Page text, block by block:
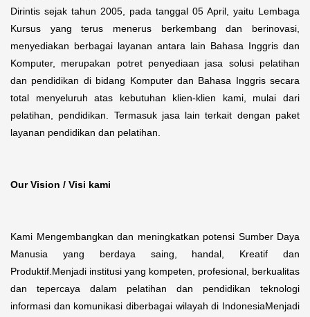
Dirintis sejak tahun 2005, pada tanggal 05 April, yaitu Lembaga
Kursus yang terus menerus berkembang dan berinovasi,
menyediakan berbagai layanan antara lain Bahasa Inggris dan
Komputer, merupakan potret penyediaan jasa solusi pelatihan
dan pendidikan di bidang Komputer dan Bahasa Inggris secara
total menyeluruh atas kebutuhan klien-klien kami, mulai dari
pelatihan, pendidikan. Termasuk jasa lain terkait dengan paket
layanan pendidikan dan pelatihan.
Our Vision / Visi kami
Kami Mengembangkan dan meningkatkan potensi Sumber Daya
Manusia yang berdaya saing, handal, Kreatif dan
Produktif.Menjadi institusi yang kompeten, profesional, berkualitas
dan tepercaya dalam pelatihan dan pendidikan teknologi
informasi dan komunikasi diberbagai wilayah di IndonesiaMenjadi